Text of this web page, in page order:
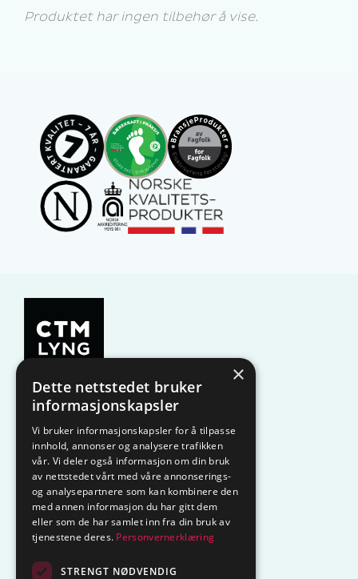
Produktet har ingen tilbehør å vise.
KAMPANJE Komfyrvakt
Belysning Lysstyring
Varmestyring Vannstopp
Frostsikring Smarthus – OP
Centrol
×
Dette nettstedet bruker
informasjonskapsler
Vi bruker informasjonskapsler for å tilpasse
innhold, annonser og analysere trafikken
vår. Vi deler også informasjon om din bruk
av nettstedet vårt med våre annonserings-
og analysepartnere som kan kombinere den
med annen informasjon du har gitt dem
eller som de har samlet inn fra din bruk av
tjenestene deres. Personvernerklæring
STRENGT NØDVENDIG